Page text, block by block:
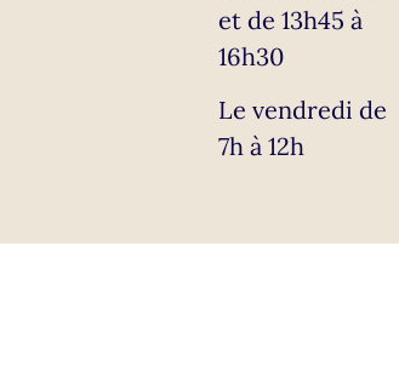
et de 13h45 à
16h30
Le vendredi de
7h à 12h